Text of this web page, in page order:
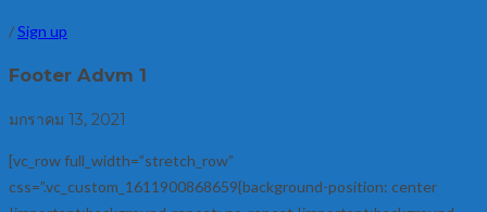
/Sign up
Footer Advm 1
มกราคม 13, 2021
[vc_row full_width=”stretch_row”
css=”.vc_custom_1611900868659{background-position: center